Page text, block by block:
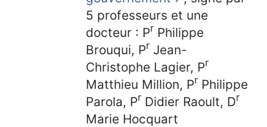
5 professeurs et une
docteur : PrPhilippe
Brouqui, PrJean-
Christophe Lagier, Pr
Matthieu Million, PrPhilippe
Parola, PrDidier Raoult, Dr
Marie Hocquart